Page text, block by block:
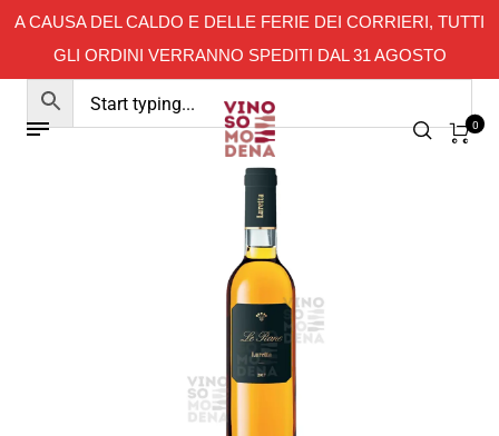
A CAUSA DEL CALDO E DELLE FERIE DEI CORRIERI, TUTTI
GLI ORDINI VERRANNO SPEDITI DAL 31 AGOSTO
0